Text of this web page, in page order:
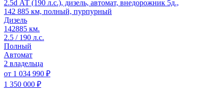
2.5d АТ (190 л.с.), дизель, автомат, внедорожник 5д.,
142 885 км, полный, пурпурный
Дизель
142885 км.
2.5 / 190 л.с.
Полный
Автомат
2 владельца
от 1 034 990 ₽
1 350 000 ₽